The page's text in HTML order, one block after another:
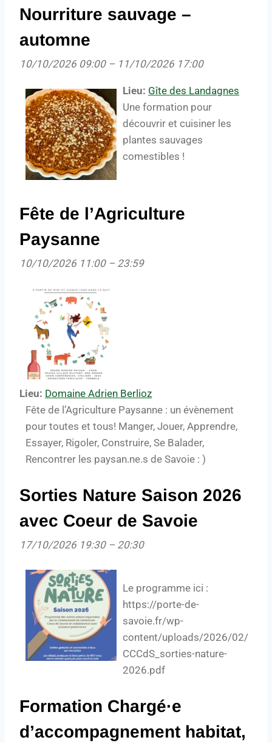
Nourriture sauvage –
automne
10/10/2026 09:00– 11/10/2026 17:00
Lieu: Gîte des Landagnes
Une formation pour
découvrir et cuisiner les
plantes sauvages
comestibles !
Fête de l’Agriculture
Paysanne
10/10/2026 11:00– 23:59
Lieu: Domaine Adrien Berlioz
Fête de l’Agriculture Paysanne : un évènement
pour toutes et tous! Manger, Jouer, Apprendre,
Essayer, Rigoler, Construire, Se Balader,
Rencontrer les paysan.ne.s de Savoie : )
Sorties Nature Saison 2026
avec Coeur de Savoie
17/10/2026 19:30– 20:30
Le programme ici :
https://porte-de-
savoie.fr/wp-
content/uploads/2026/02/
CCCdS_sorties-nature-
2026.pdf
Formation Chargé·e
d’accompagnement habitat,